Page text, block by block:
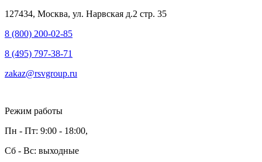
127434, Москва, ул. Нарвская д.2 стр. 35
8 (800) 200-02-85
8 (495) 797-38-71
zakaz@rsvgroup.ru
Режим работы
Пн - Пт: 9:00 - 18:00,
Сб - Вс: выходные